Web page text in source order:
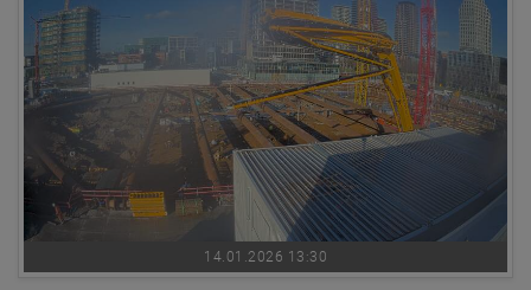
14.01.2026 13:30